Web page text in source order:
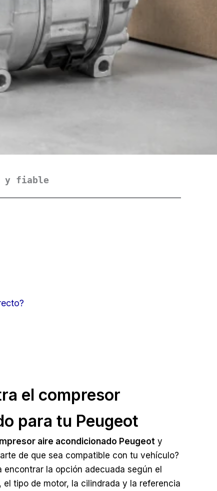
y fiable
el compresor
para tu Peugeot
aire acondicionado Peugeoty
de que sea compatible con tu vehículo?
encontrar la opción adecuada según el
el tipo de motor, la cilindrada y la referencia